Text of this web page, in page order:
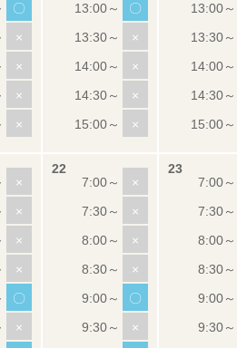
〇
×
×
×
×
〇
×
×
×
×
×
×
×
×
〇
×
×
×
×
×
〇
×